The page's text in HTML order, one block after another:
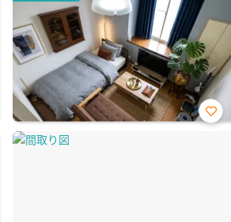
お気